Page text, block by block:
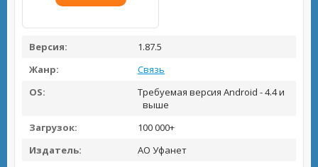
Версия:
1.87.5
Жанр:
Связь
OS:
Требуемая версия Android - 4.4 и
выше
Загрузок:
100 000+
Издатель:
АО Уфанет